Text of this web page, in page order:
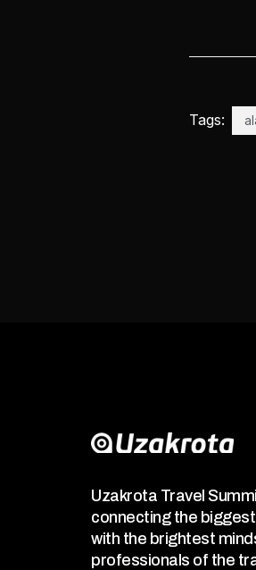
Tags:
Uzakrota Travel
connecting the
with the brightest
professionals of the